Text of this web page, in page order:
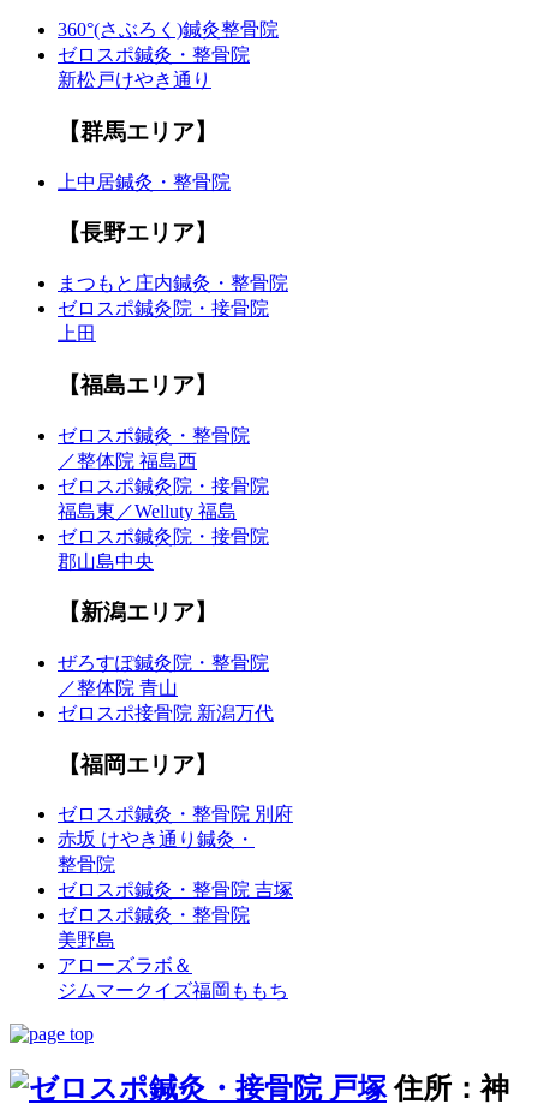
360°(さぶろく)鍼灸整骨院
ゼロスポ鍼灸・整骨院
新松戸けやき通り
【群馬エリア】
上中居鍼灸・整骨院
【長野エリア】
まつもと庄内鍼灸・整骨院
ゼロスポ鍼灸院・接骨院
上田
【福島エリア】
ゼロスポ鍼灸・整骨院
／整体院 福島西
ゼロスポ鍼灸院・接骨院
福島東／Welluty 福島
ゼロスポ鍼灸院・接骨院
郡山島中央
【新潟エリア】
ぜろすぽ鍼灸院・整骨院
／整体院 青山
ゼロスポ接骨院 新潟万代
【福岡エリア】
ゼロスポ鍼灸・整骨院 別府
赤坂 けやき通り鍼灸・
整骨院
ゼロスポ鍼灸・整骨院 吉塚
ゼロスポ鍼灸・整骨院
美野島
アローズラボ＆
ジムマークイズ福岡ももち
住所：神